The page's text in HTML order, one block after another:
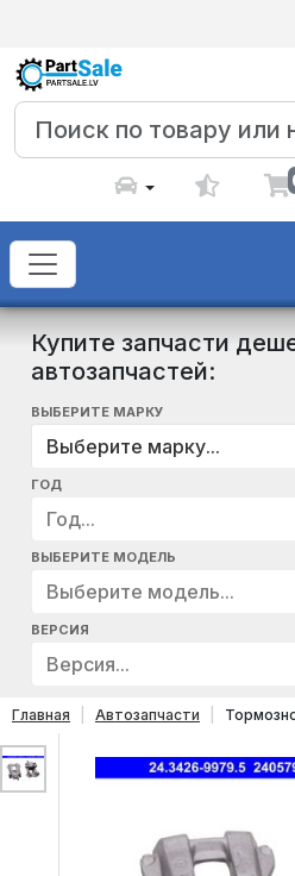
Купите запчасти
автозапчастей:
ВЫБЕРИТЕ МАРКУ
Выберите марку...
ГОД
Год...
ВЫБЕРИТЕ МОДЕЛЬ
Выберите модель...
ВЕРСИЯ
Версия...
Главная Автозапчасти